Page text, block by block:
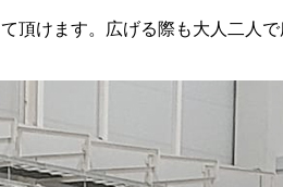
けます。広げる際も大人二人で